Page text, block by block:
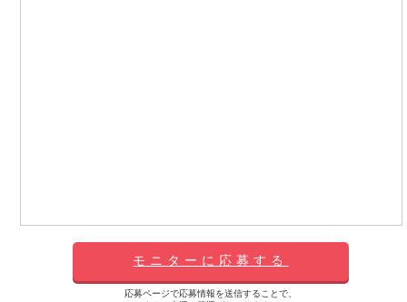
モニターに応募する
応募ページで応募情報を送信することで、